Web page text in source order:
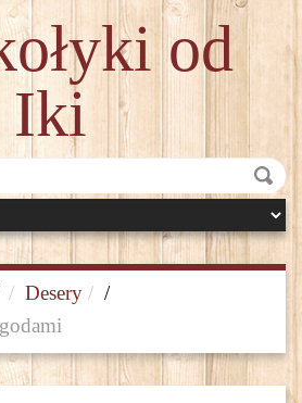
od
Iki
Desery
/